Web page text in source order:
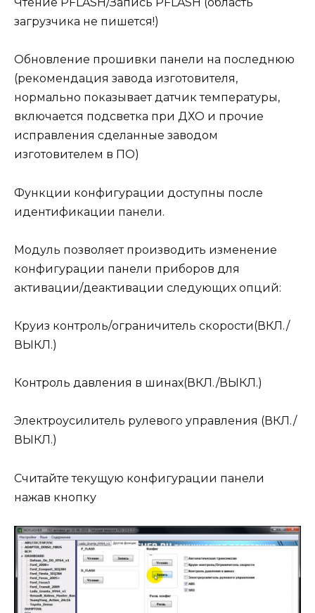
загрузчика не пишется!)
Обновление прошивки панели на последнюю
(рекомендация завода изготовителя,
нормально показывает датчик температуры,
включается подсветка при ДХО и прочие
исправления сделанные заводом
изготовителем в ПО)
Функции конфигурации доступны после
идентификации панели.
Модуль позволяет производить изменение
конфигурации панели приборов для
активации/деактивации следующих опций:
Круиз контроль/ограничитель скорости(ВКЛ./
ВЫКЛ.)
Контроль давления в шинах(ВКЛ./ВЫКЛ.)
Электроусилитель рулевого управления (ВКЛ./
ВЫКЛ.)
Считайте текущую конфигурации панели
нажав кнопку